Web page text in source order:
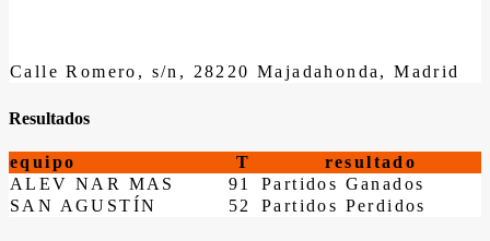
Calle Romero, s/n, 28220 Majadahonda, Madrid
Resultados
equipo T
resultado
ALEV NAR MAS
91
Partidos Ganados
SAN AGUSTÍN
52 Partidos Perdidos